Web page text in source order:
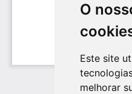
O
Este site
melhorar